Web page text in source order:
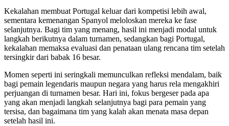
Kekalahan membuat Portugal keluar dari kompetisi lebih awal,
sementara kemenangan Spanyol meloloskan mereka ke fase
selanjutnya. Bagi tim yang menang, hasil ini menjadi modal untuk
langkah berikutnya dalam turnamen, sedangkan bagi Portugal,
kekalahan memaksa evaluasi dan penataan ulang rencana tim setelah
tersingkir dari babak 16 besar.
Momen seperti ini seringkali memunculkan refleksi mendalam, baik
bagi pemain legendaris maupun negara yang harus rela mengakhiri
perjuangan di turnamen besar. Hari ini, fokus bergeser pada apa
yang akan menjadi langkah selanjutnya bagi para pemain yang
tersisa, dan bagaimana tim yang kalah akan menata masa depan
setelah hasil ini.